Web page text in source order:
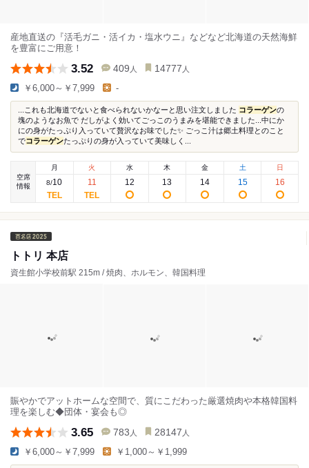
産地直送の『活毛ガニ・活イカ・塩水ウニ』などなど北海道の天然海鮮
を豊富にご用意！
3.52 409 人 14777 人
￥6,000～￥7,999 -
...これも北海道でないと食べられないかなーと思い注文しました コラーゲンの
塊のようなお魚で だしがよく効いてごっこのうまみを堪能できました...中にか
にの身がたっぷり入っていて贅沢なお味でした✨ ごっこ汁は郷土料理とのこと
でコラーゲンたっぷりの身が入っていて美味しく...
空席
情報
月
8/10
火
11
水
12
木
13
金
14
土
15
日
16
トトリ 本店
資生館小学校前駅 215m / 焼肉、ホルモン、韓国料理
賑やかでアットホームな空間で、質にこだわった厳選焼肉や本格韓国料
理を楽しむ◆団体・宴会も◎
3.65 783 人 28147 人
￥6,000～￥7,999 ￥1,000～￥1,999